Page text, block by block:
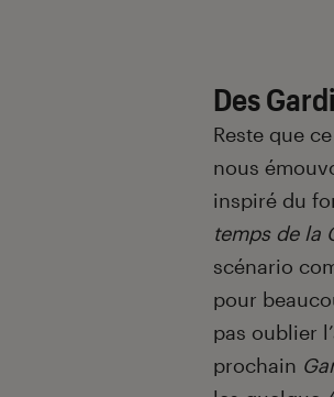
Des
Reste que
nous
inspiré du
temps de la
scénario
pour
pas oublier
prochain